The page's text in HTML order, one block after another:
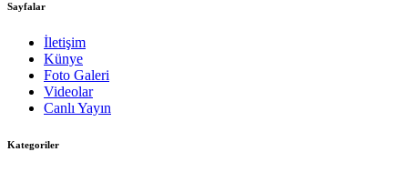
Sayfalar
İletişim
Künye
Foto Galeri
Videolar
Canlı Yayın
Kategoriler